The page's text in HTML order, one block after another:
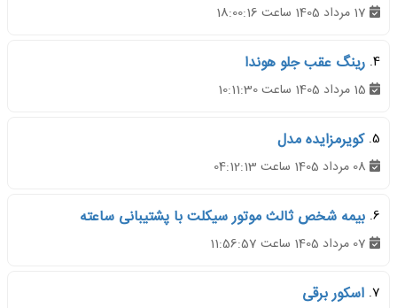
4. رینگ عقب جلو هوندا
5. کویرمزایده مدل
6. بیمه شخص ثالث موتور سیکلت با پشتیبانی ساعته
7. اسکور برقی